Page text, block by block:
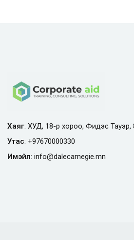
Хаяг: ХУД, 18-р хороо, Фидэс Тауэр,
Утас: +97670000330
Имэйл: info@dalecarnegie.mn